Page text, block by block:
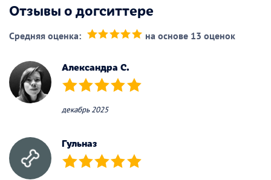
Отзывы о догситтере
Средняя оценка: на основе 13 оценок
Александра С.
(*) (*) (*) (*) (*)
декабрь 2025
Гульназ
(*) (*) (*) (*) (*)